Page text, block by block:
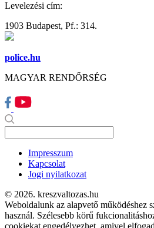
Levelezési cím:
1903 Budapest, Pf.: 314.
police.hu
MAGYAR RENDŐRSÉG
Impresszum
Kapcsolat
Jogi nyilatkozat
© 2026. kreszvaltozas.hu
Weboldalunk az alapvető működéshez
használ. Szélesebb körű
cookiekat engedélyezhet, amivel